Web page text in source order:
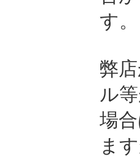
す。
弊
ル
場
ま